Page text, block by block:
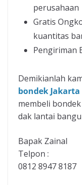
perusahaan
Gratis
kuantitas
Pengiriman
Demikianlah
bondek
membeli
dak lantai
Bapak Zainal
Telpon :
0812 8947 8187